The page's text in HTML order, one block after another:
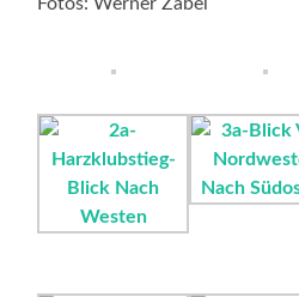
Fotos: Werner Zabel